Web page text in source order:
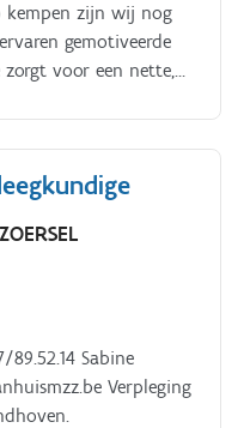
kempen zijn wij nog
gemotiveerde
zorgt voor een nette,
ZOERSEL
Sabine
Verpleging